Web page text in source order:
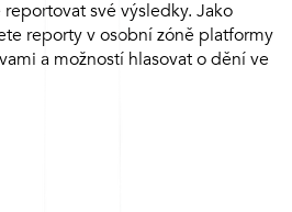
své výsledky. Jako
reporty v osobní zóně platformy
a možností hlasovat o dění ve